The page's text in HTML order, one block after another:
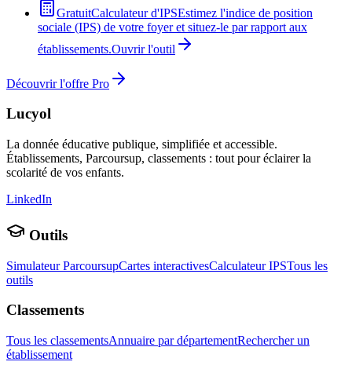
GratuitCalculateur d'IPSEstimez l'indice de position
sociale (IPS) de votre foyer et situez-le par rapport aux
établissements.Ouvrir l'outil
Découvrir l'offre Pro
Lucyol
La donnée éducative publique, simplifiée et accessible.
Établissements, Parcoursup, classements : tout pour éclairer la
scolarité de vos enfants.
LinkedIn
Outils
Simulateur ParcoursupCartes interactivesCalculateur IPSTous les
outils
Classements
Tous les classementsAnnuaire par départementRechercher un
établissement